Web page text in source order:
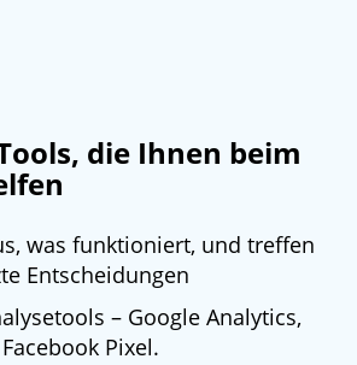
die Ihnen beim
was funktioniert, und treffen
Entscheidungen
– Google Analytics,
Pixel.